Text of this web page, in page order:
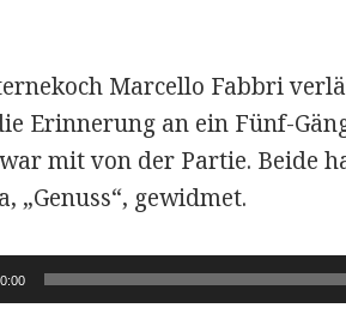
Marcello Fabbri
Erinnerung an ein Fünf-
mit von der Partie. Beide
„Genuss“, gewidmet.